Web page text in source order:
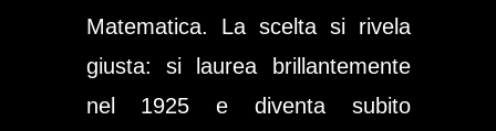
Matematica. La scelta si rivela
giusta: si laurea brillantemente
nel 1925 e diventa subito